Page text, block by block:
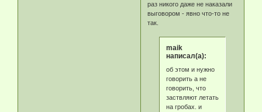
раз никого даже не наказали
выговором - явно что-то не
так.
maik
написал(а):
об этом и нужно
говорить а не
говорить, что
заствляют летать
на гробах. и